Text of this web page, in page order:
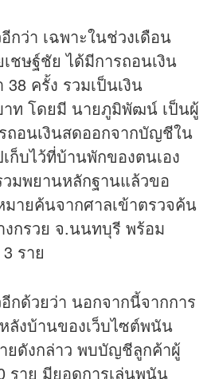
ว่า เฉพาะในช่วงเดือน
ชษฐ์ชัย ได้มีการถอนเงิน
ครั้ง รวมเป็นเงิน
ท โดยมี นายภูมิพัฒน์ เป็นผู้
ถอนเงินสดออกจากบัญชีใน
ก็บไว้ที่บ้านพักของตนเอง
วมพยานหลักฐานแล้วขอ
ายค้นจากศาลเข้าตรวจค้น
กรวย จ.นนทบุรี พร้อม
ราย
กด้วยว่า นอกจากนี้จากการ
ลังบ้านของเว็บไซต์พนัน
ยดังกล่าว พบบัญชีลูกค้าผู้
ราย มียอดการเล่นพนัน